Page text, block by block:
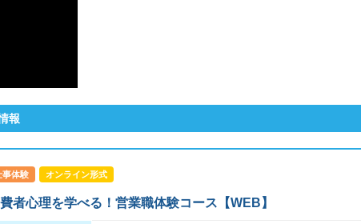
報
事体験 オンライン形式
者心理を学べる！営業職体験コース【WEB】